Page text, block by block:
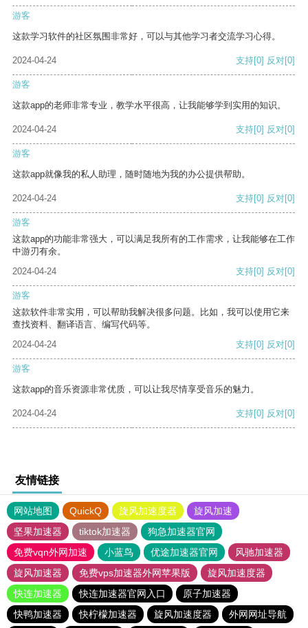
游客
这款学习软件的社区氛围非常好，可以与其他学习者交流学习心得。
2024-04-24 支持[0] 反对[0]
游客
这款app的老师非常专业，教学水平很高，让我能够学到实用的知识。
2024-04-24 支持[0] 反对[0]
游客
这款app就像我的私人助理，随时随地为我的办公提供帮助。
2024-04-24 支持[0] 反对[0]
游客
这款app的功能非常强大，可以满足我所有的工作需求，让我能够在工作
中游刃有余。
2024-04-24
支持[0] 反对[0]
游客
这款软件非常实用，可以帮助我解决很多问题。比如，我可以使用它来
查找资料、翻译语言、编写代码等。
2024-04-24
支持[0] 反对[0]
游客
这款app的音乐资源非常优质，可以让我尽情享受音乐的魅力。
2024-04-24 支持[0] 反对[0]
友情链接
网站地图 QuickQ 旋风加速度器
旋风加速
坚果加速器
tiktok加速器
狗急加速器官网
免费vqn外网加速
小蓝鸟 优途加速器官网
风驰加速器
旋风加速器
免费vps加速器外网苹果版
旋风加速度器
快连加速器
快连加速器官网入口
原子加速器
快鸭加速器
快柠檬加速器 旋风加速度器 外网网址导航